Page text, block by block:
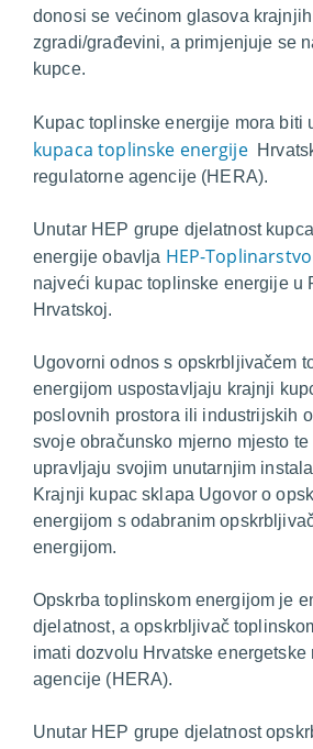
donosi se većinom glasova
zgradi/građevini, a primjenjuje se
kupce.
Kupac toplinske energije mora biti
kupaca toplinske energije
regulatorne agencije (HERA).
Unutar HEP grupe djelatnost
energije obavlja HEP-Toplinarstvo
najveći kupac toplinske energije u
Hrvatskoj.
Ugovorni odnos s opskrbljivačem
energijom uspostavljaju krajnji
poslovnih prostora ili industrijskih
svoje obračunsko mjerno mjesto
upravljaju svojim unutarnjim
Krajnji kupac sklapa Ugovor o
energijom s odabranim
energijom.
Opskrba toplinskom energijom je
djelatnost, a opskrbljivač
imati dozvolu Hrvatske energetske
agencije (HERA).
Unutar HEP grupe djelatnost